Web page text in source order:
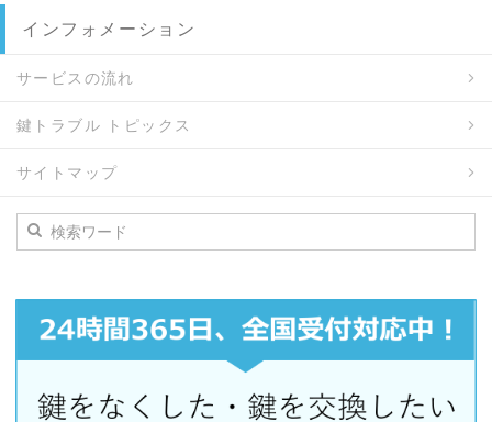
インフォメーション
サービスの流れ
鍵トラブル トピックス
サイトマップ